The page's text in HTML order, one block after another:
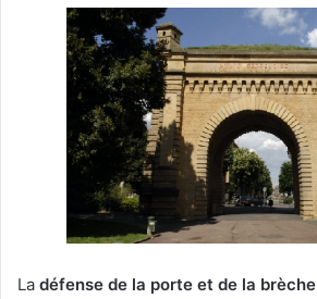
La défense de la porte et de la brèche